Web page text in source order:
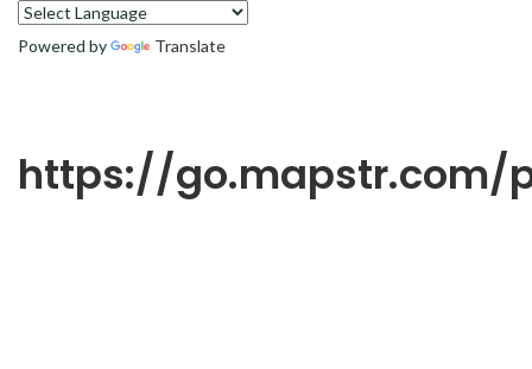
Powered by Translate
https://go.mapstr.com/